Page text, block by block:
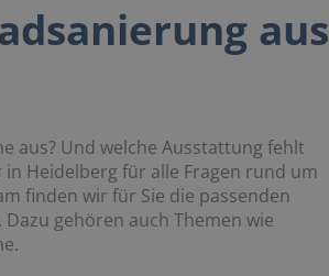
aus
aus? Und welche Ausstattung fehlt
Heidelberg für alle Fragen rund um
finden wir für Sie die passenden
gehören auch Themen wie